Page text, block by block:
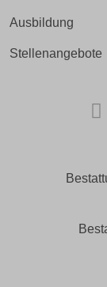
Ausbildung
Stellenangebote